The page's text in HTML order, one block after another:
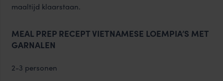
maaltijd klaarstaan.
MEAL PREP RECEPT VIETNAMESE LOEMPIA’S MET
GARNALEN
2-3 personen